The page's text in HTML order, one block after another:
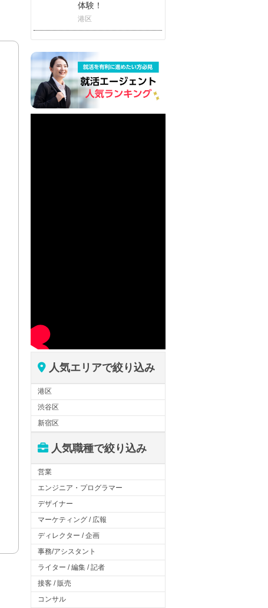
体験！
港区
人気エリアで絞り込み
港区
渋谷区
新宿区
人気職種で絞り込み
営業
エンジニア・プログラマー
デザイナー
マーケティング / 広報
ディレクター / 企画
事務/アシスタント
ライター / 編集 / 記者
接客 / 販売
コンサル